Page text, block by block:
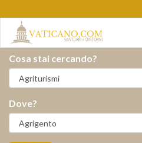
Cosa stai cercando?
Dove?